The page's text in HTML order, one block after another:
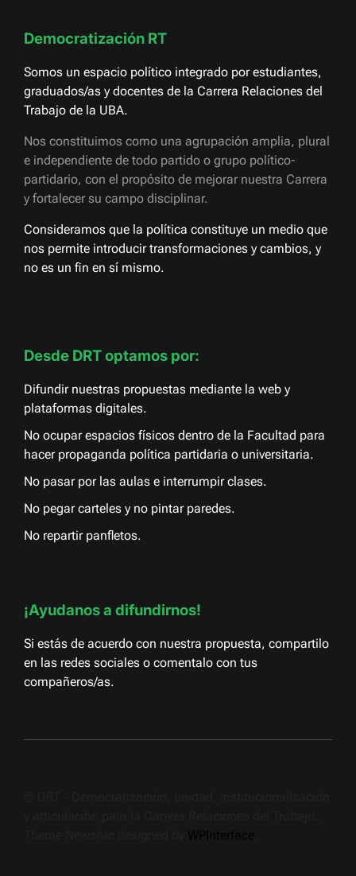
Democratización RT
Somos un espacio político integrado por estudiantes,
graduados/as y docentes de la Carrera Relaciones del
Trabajo de la UBA.
Nos constituimos como una agrupación amplia, plural
e independiente de todo partido o grupo político-
partidario, con el propósito de mejorar nuestra Carrera
y fortalecer su campo disciplinar.
Consideramos que la política constituye un medio que
nos permite introducir transformaciones y cambios, y
no es un fin en sí mismo.
Desde DRT optamos por:
Difundir nuestras propuestas mediante la web y
plataformas digitales.
No ocupar espacios físicos dentro de la Facultad para
hacer propaganda política partidaria o universitaria.
No pasar por las aulas e interrumpir clases.
No pegar carteles y no pintar paredes.
No repartir panfletos.
¡Ayudanos a difundirnos!
Si estás de acuerdo con nuestra propuesta, compartilo
en las redes sociales o comentalo con tus
compañeros/as.